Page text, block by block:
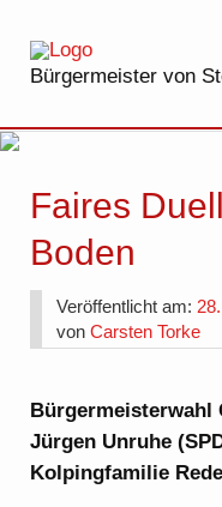
Bürgermeister von
Faires
Boden
Veröffentlicht am:
vonCarsten Torke
Bürgermeisterwahl
Jürgen Unruhe
Kolpingfamilie